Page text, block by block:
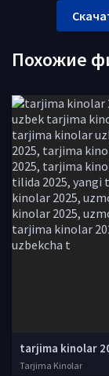
Похожие
Tarjima Kinolar